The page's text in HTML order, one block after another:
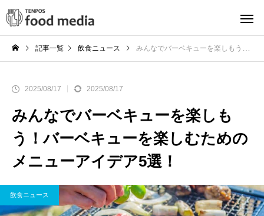
記事一覧 飲食ニュース みんなでバーベキューを楽しもう！バーベキューを楽しむためのメニューアイデア5選！
2025/08/17 2025/08/17
みんなでバーベキューを楽しも
う！バーベキューを楽しむための
メニューアイデア5選！
飲食ニュース